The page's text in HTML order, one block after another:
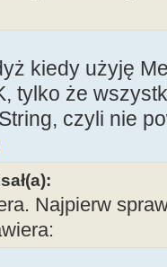
kiedy użyję
tylko że
czyli nie
Najpierw